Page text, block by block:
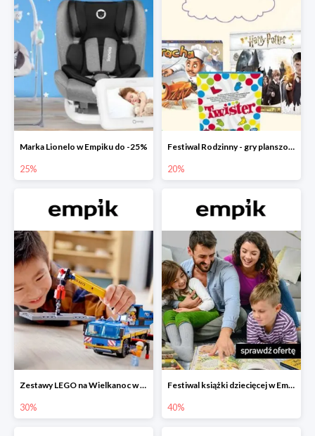
Marka Lionelo w Empiku do -25%
25%
Festiwal Rodzinny - gry planszowe w Empiku do -20%
20%
Zestawy LEGO na Wielkanoc w Empiku do -30%
30%
Festiwal książki dziecięcej w Empiku do -40%
40%